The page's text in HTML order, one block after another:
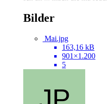
Bilder
Mai.jpg
163,16 kB
901×1.200
5